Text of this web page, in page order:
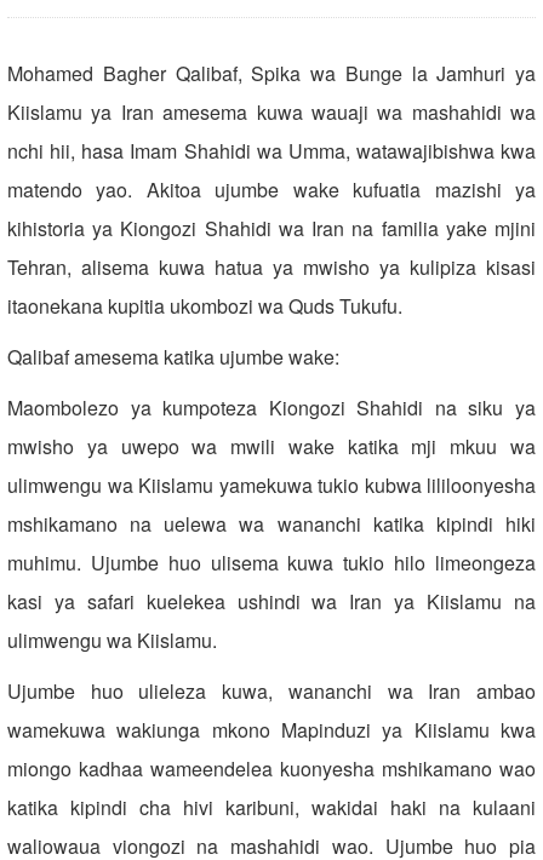
Mohamed Bagher Qalibaf, Spika wa Bunge la Jamhuri ya
Kiislamu ya Iran amesema kuwa wauaji wa mashahidi wa
nchi hii, hasa Imam Shahidi wa Umma, watawajibishwa kwa
matendo yao. Akitoa ujumbe wake kufuatia mazishi ya
kihistoria ya Kiongozi Shahidi wa Iran na familia yake mjini
Tehran, alisema kuwa hatua ya mwisho ya kulipiza kisasi
itaonekana kupitia ukombozi wa Quds Tukufu.
Qalibaf amesema katika ujumbe wake:
Maombolezo ya kumpoteza Kiongozi Shahidi na siku ya
mwisho ya uwepo wa mwili wake katika mji mkuu wa
ulimwengu wa Kiislamu yamekuwa tukio kubwa lililoonyesha
mshikamano na uelewa wa wananchi katika kipindi hiki
muhimu. Ujumbe huo ulisema kuwa tukio hilo limeongeza
kasi ya safari kuelekea ushindi wa Iran ya Kiislamu na
ulimwengu wa Kiislamu.
Ujumbe huo ulieleza kuwa, wananchi wa Iran ambao
wamekuwa wakiunga mkono Mapinduzi ya Kiislamu kwa
miongo kadhaa wameendelea kuonyesha mshikamano wao
katika kipindi cha hivi karibuni, wakidai haki na kulaani
waliowaua viongozi na mashahidi wao. Ujumbe huo pia